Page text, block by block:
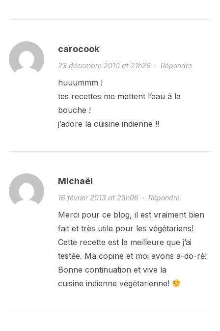
carocook
23 décembre 2010 at 21h26· Répondre
huuummm !
tes recettes me mettent l’eau à la
bouche !
j’adore la cuisine indienne !!
Michaël
16 février 2013 at 23h06· Répondre
Merci pour ce blog, il est vraiment bien
fait et très utile pour les vėgėtariens!
Cette recette est la meilleure que j’ai
testėe. Ma copine et moi avons a-do-rė!
Bonne continuation et vive la
cuisine indienne vėgėtarienne!